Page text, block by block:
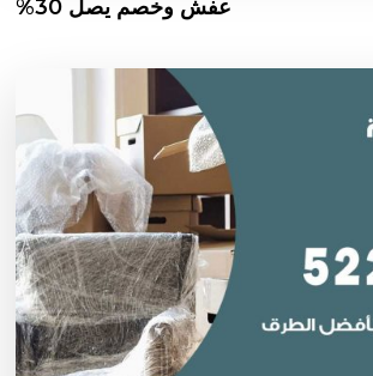
عفش وخصم يصل 30%